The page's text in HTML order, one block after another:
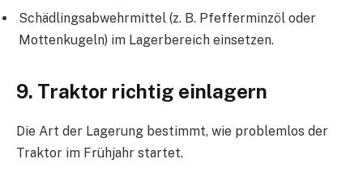
Schädlingsabwehrmittel (z. B. Pfefferminzöl oder
Mottenkugeln) im Lagerbereich einsetzen.
9. Traktor richtig einlagern
Die Art der Lagerung bestimmt, wie problemlos der
Traktor im Frühjahr startet.